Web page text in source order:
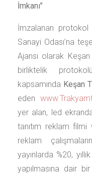
İmkanı’’
İmzalanan
Sanayi Odası’na
Ajansı olarak
birliktelik
kapsamında Keşan
eden
yer alan, led
tanıtım reklam filmi
reklam
yayınlarda %20,
yapılmasına dair